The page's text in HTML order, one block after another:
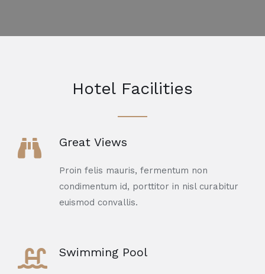
Hotel Facilities
Great Views
Proin felis mauris, fermentum non
condimentum id, porttitor in nisl curabitur
euismod convallis.
Swimming Pool